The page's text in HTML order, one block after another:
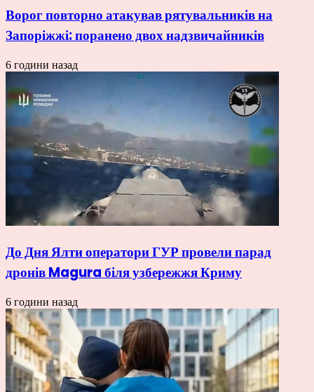
Ворог повторно атакував рятувальників на
Запоріжжі: поранено двох надзвичайників
6 години назад
До Дня Ялти оператори ГУР провели парад
дронів Magura біля узбережжя Криму
6 години назад